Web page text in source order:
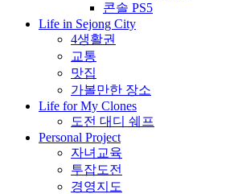
콘솔 PS5
Life in Sejong City
4생활권
교통
맛집
가볼만한 장소
Life for My Clones
도전 대디 쉐프
Personal Project
자녀교육
투잡도전
경영지도